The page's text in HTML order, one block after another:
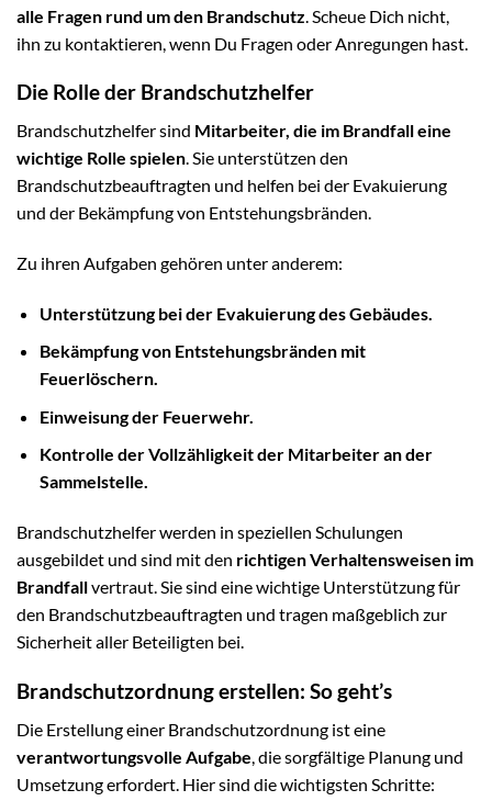
alle Fragen rund um den Brandschutz . Scheue Dich nicht,
ihn zu kontaktieren, wenn Du Fragen oder Anregungen hast.
Die Rolle der Brandschutzhelfer
Brandschutzhelfer sind Mitarbeiter, die im Brandfall eine
wichtige Rolle spielen. Sie unterstützen den
Brandschutzbeauftragten und helfen bei der Evakuierung
und der Bekämpfung von Entstehungsbränden.
Zu ihren Aufgaben gehören unter anderem:
Unterstützung bei der Evakuierung des Gebäudes.
Bekämpfung von Entstehungsbränden mit
Feuerlöschern.
Einweisung der Feuerwehr.
Kontrolle der Vollzähligkeit der Mitarbeiter an der
Sammelstelle.
Brandschutzhelfer werden in speziellen Schulungen
ausgebildet und sind mit den richtigen Verhaltensweisen im
Brandfallvertraut. Sie sind eine wichtige Unterstützung für
den Brandschutzbeauftragten und tragen maßgeblich zur
Sicherheit aller Beteiligten bei.
Brandschutzordnung erstellen: So geht’s
Die Erstellung einer Brandschutzordnung ist eine
verantwortungsvolle Aufgabe , die sorgfältige Planung und
Umsetzung erfordert. Hier sind die wichtigsten Schritte: